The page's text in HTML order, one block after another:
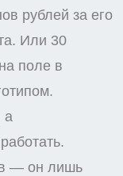
рублей за его
Или 30
поле в
а
— он лишь